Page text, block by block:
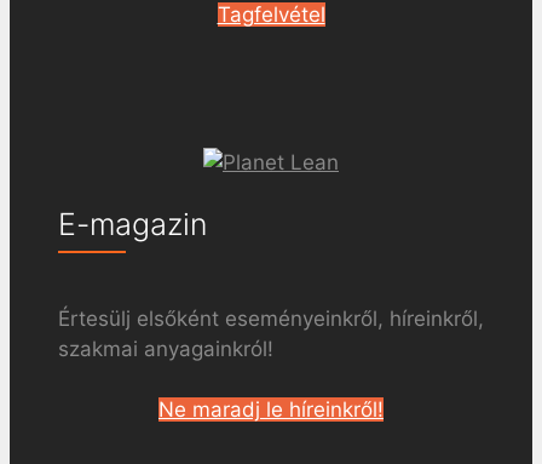
Tagfelvétel
E-magazin
Értesülj elsőként eseményeinkről, híreinkről,
szakmai anyagainkról!
Ne maradj le híreinkről!